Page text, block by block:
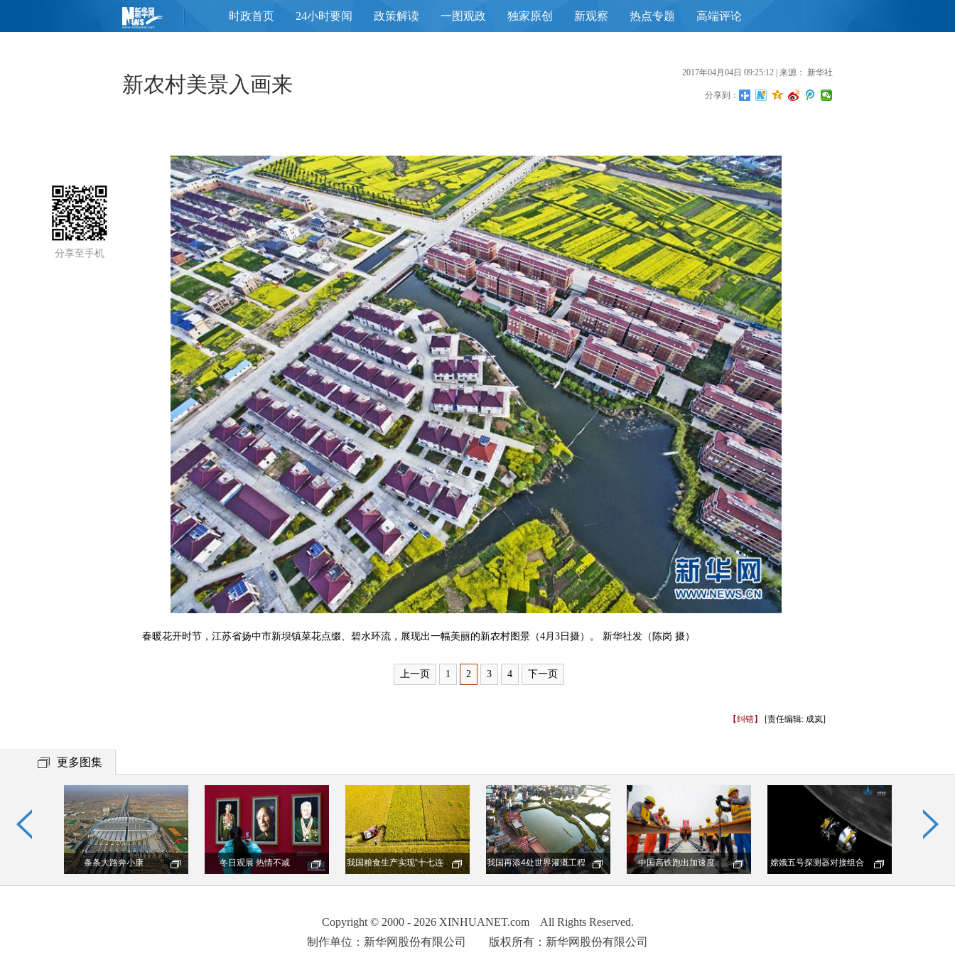
时政首页 24小时要闻 政策解读 一图观政 独家原创 新观察 热点专题 高端评论
分享至手机
新农村美景入画来 2017年04月04日 09:25:12 | 来源： 新华社
分享到：
春暖花开时节，江苏省扬中市新坝镇菜花点缀、碧水环流，展现出一幅美丽的新农村图景（4月3日摄）。 新华社发（陈岗 摄）
上一页 1 2 3 4 下一页
【纠错】 [责任编辑: 成岚]
Copyright © 2000 - 2026 XINHUANET.com All Rights Reserved.
制作单位：新华网股份有限公司 版权所有：新华网股份有限公司